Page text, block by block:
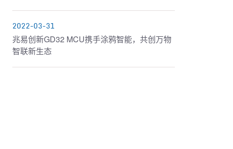
2022-03-31
兆易创新GD32 MCU携手涂鸦智能，共创万物
智联新生态